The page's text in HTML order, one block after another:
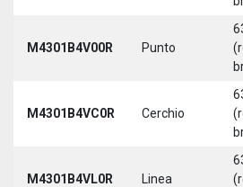
M4301B4V00R Punto
M4301B4VC0R Cerchio
M4301B4VL0R Linea